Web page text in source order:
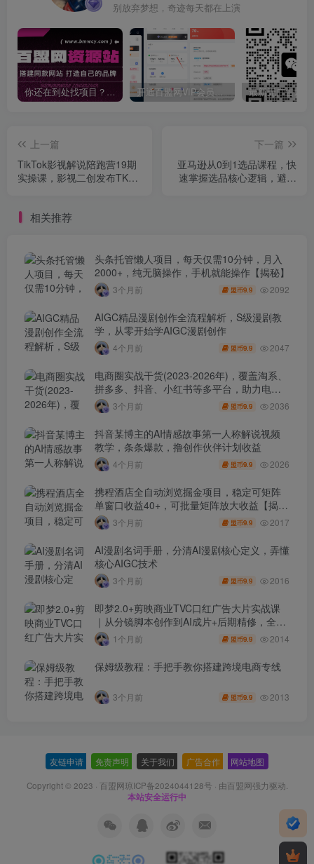
别放弃梦想，奇迹每天都在上演
你还在到处找项目？还在当韭菜？我靠卖项目一个月收入5万+，曾经我也是个失败者。 开通百盟网VIP会员，尊享全站资源免费下载，享70%的推广提成！！【限时五折优惠】
上一篇
TikTok影视解说陪跑营19期
实操课，影视二创发布TK賺
下一篇
亚马逊从0到1选品课程，快
速掌握选品核心逻辑，避开
相关推荐
头条托管懒人项目，每天仅需10分钟，月入
2000+，纯无脑操作，手机就能操作【揭秘】
3个月前 盟币9.9 2092
AIGC精品漫剧创作全流程解析，S级漫剧教
学，从零开始学AIGC漫剧创作
4个月前 盟币9.9 2047
电商圈实战干货(2023-2026年)，覆盖淘系、
拼多多、抖音、小红书等多平台，助力电商
人避开坑、提效率、稳盈利(更新4月)
3个月前 盟币9.9 2036
抖音某博主的AI情感故事第一人称解说视频
教学，条条爆款，撸创作伙伴计划收益
4个月前 盟币9.9 2026
携程酒店全自动浏览掘金项目，稳定可矩阵
单窗口收益40+，可批量矩阵放大收益【揭
秘】3个月前 盟币9.9 2017
AI漫剧名词手册，分清AI漫剧核心定义，弄懂
核心AIGC技术
3个月前 盟币9.9 2016
即梦2.0+剪映商业TVC口红广告大片实战课
｜从分镜脚本创作到AI成片+后期精修，全流
程打造品牌级产品广告
1个月前 盟币9.9 2014
保姆级教程：手把手教你搭建跨境电商专线
3个月前 盟币9.9 2013
友链申请 免责声明 关于我们 广告合作 网站地图
Copyright © 2023 · 百盟网琼ICP备2024044128号 · 由百盟网强力驱动.
本站安全运行中